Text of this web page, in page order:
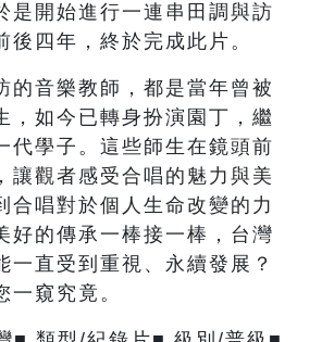
是開始進行一連串田調與訪
後四年，終於完成此片。
的音樂教師，都是當年曾被
，如今已轉身扮演園丁，繼
代學子。這些師生在鏡頭前
讓觀者感受合唱的魅力與美
合唱對於個人生命改變的力
好的傳承一棒接一棒，台灣
一直受到重視、永續發展？
一窺究竟。